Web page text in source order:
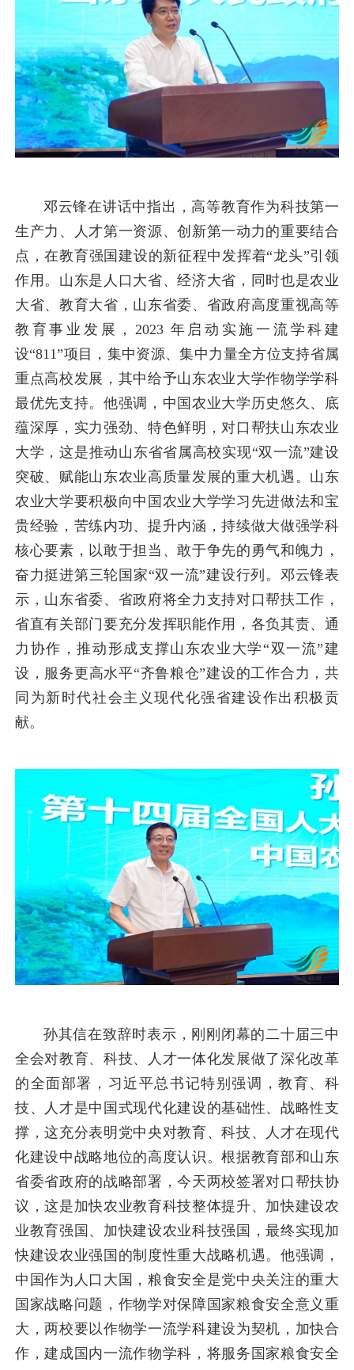
邓云锋在讲话中指出，高等教育作为科技第一
生产力、人才第一资源、创新第一动力的重要结合
点，在教育强国建设的新征程中发挥着“龙头”引领
作用。山东是人口大省、经济大省，同时也是农业
大省、教育大省，山东省委、省政府高度重视高等
教育事业发展，2023 年启动实施一流学科建
设“811”项目，集中资源、集中力量全方位支持省属
重点高校发展，其中给予山东农业大学作物学学科
最优先支持。他强调，中国农业大学历史悠久、底
蕴深厚，实力强劲、特色鲜明，对口帮扶山东农业
大学，这是推动山东省省属高校实现“双一流”建设
突破、赋能山东农业高质量发展的重大机遇。山东
农业大学要积极向中国农业大学学习先进做法和宝
贵经验，苦练内功、提升内涵，持续做大做强学科
核心要素，以敢于担当、敢于争先的勇气和魄力，
奋力挺进第三轮国家“双一流”建设行列。邓云锋表
示，山东省委、省政府将全力支持对口帮扶工作，
省直有关部门要充分发挥职能作用，各负其责、通
力协作，推动形成支撑山东农业大学“双一流”建
设，服务更高水平“齐鲁粮仓”建设的工作合力，共
同为新时代社会主义现代化强省建设作出积极贡
献。
孙其信在致辞时表示，刚刚闭幕的二十届三中
全会对教育、科技、人才一体化发展做了深化改革
的全面部署，习近平总书记特别强调，教育、科
技、人才是中国式现代化建设的基础性、战略性支
撑，这充分表明党中央对教育、科技、人才在现代
化建设中战略地位的高度认识。根据教育部和山东
省委省政府的战略部署，今天两校签署对口帮扶协
议，这是加快农业教育科技整体提升、加快建设农
业教育强国、加快建设农业科技强国，最终实现加
快建设农业强国的制度性重大战略机遇。他强调，
中国作为人口大国，粮食安全是党中央关注的重大
国家战略问题，作物学对保障国家粮食安全意义重
大，两校要以作物学一流学科建设为契机，加快合
作，建成国内一流作物学科，将服务国家粮食安全